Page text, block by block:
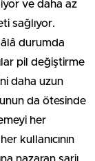
ve daha az
sağlıyor.
âlâ durumda
pil değiştirme
daha uzun
da ötesinde
her
kullanıcının